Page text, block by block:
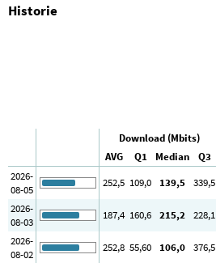
Historie
Download (Mbits)
AVG
Q1 Median Q3
2026-
08-05
252,5 109,0 139,5 339,5
2026-
08-03
187,4 160,6 215,2 228,1
2026-
08-02
252,8 55,60 106,0 376,5